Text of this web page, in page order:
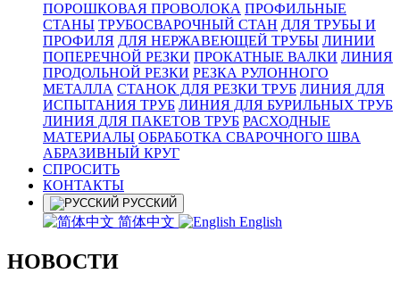
ПОРОШКОВАЯ ПРОВОЛОКА ПРОФИЛЬНЫЕ
СТАНЫ ТРУБОСВАРОЧНЫЙ СТАН ДЛЯ ТРУБЫ И
ПРОФИЛЯ ДЛЯ НЕРЖАВЕЮЩЕЙ ТРУБЫ ЛИНИИ
ПОПЕРЕЧНОЙ РЕЗКИ ПРОКАТНЫЕ ВАЛКИ ЛИНИЯ
ПРОДОЛЬНОЙ РЕЗКИ РЕЗКА РУЛОННОГО
МЕТАЛЛА СТАНОК ДЛЯ РЕЗКИ ТРУБ ЛИНИЯ ДЛЯ
ИСПЫТАНИЯ ТРУБ ЛИНИЯ ДЛЯ БУРИЛЬНЫХ ТРУБ
ЛИНИЯ ДЛЯ ПАКЕТОВ ТРУБ РАСХОДНЫЕ
МАТЕРИАЛЫ OБРАБОТКА СВАРОЧНОГО ШВА
АБРАЗИВНЫЙ КРУГ
СПРОСИТЬ
КОНТАКТЫ
РУССКИЙ
简体中文 English
НОВОСТИ